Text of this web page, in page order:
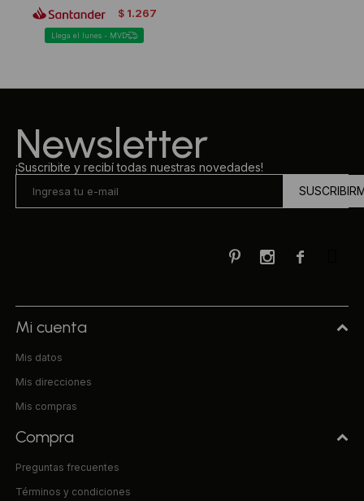
$ 1.267
Llega el lunes - MVD
Newsletter
¡Suscribite y recibí todas nuestras novedades!

 
Mi cuenta
Mis datos
Mis direcciones
Mis compras
Compra
Preguntas frecuentes
Términos y condiciones